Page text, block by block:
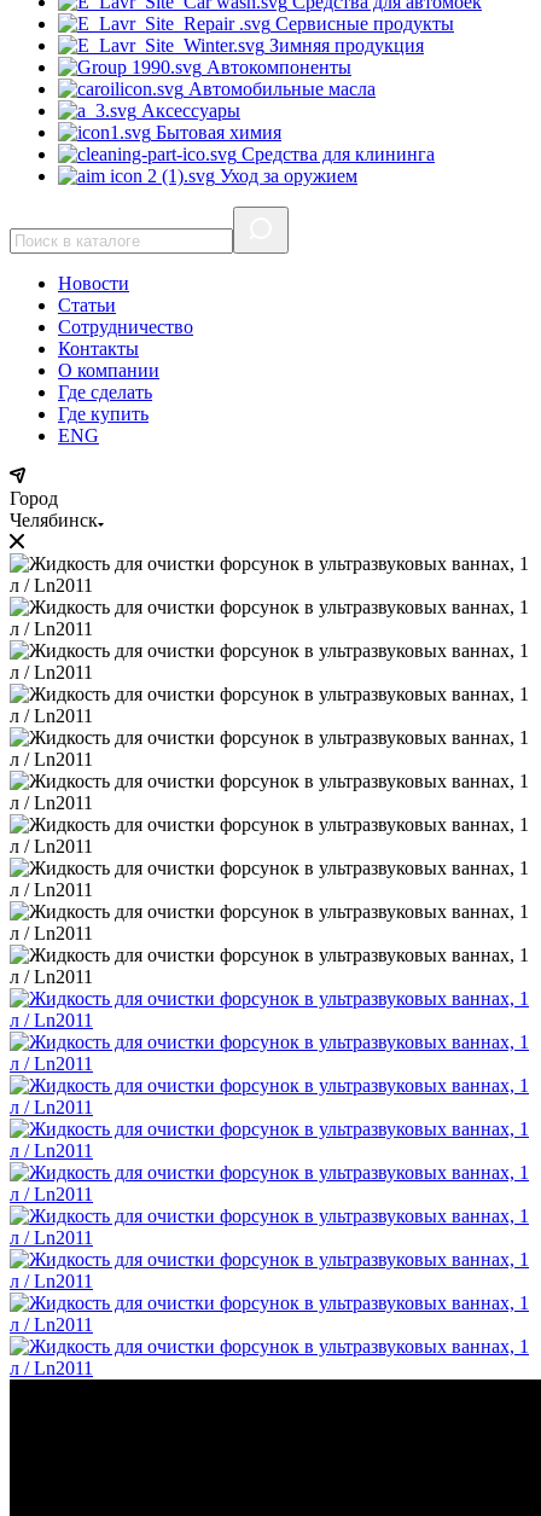
Сервисные продукты
Зимняя продукция
Автокомпоненты
Автомобильные масла
Аксессуары
Бытовая химия
Средства для клининга
Уход за оружием
Новости
Статьи
Сотрудничество
Контакты
О компании
Где сделать
Где купить
ENG
Город
Челябинск